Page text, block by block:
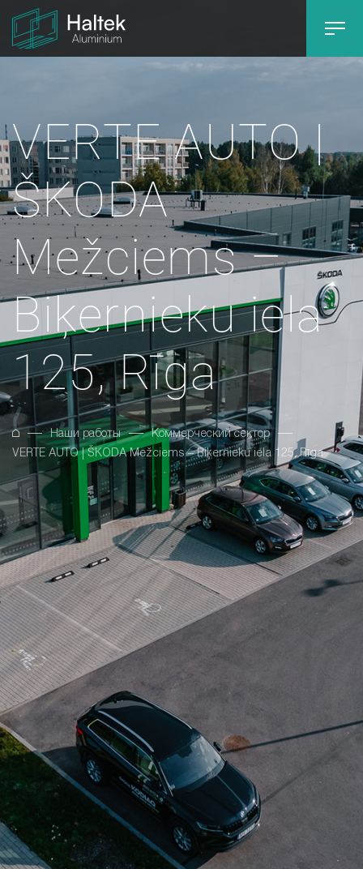
VERTE AUTO |
ŠKODA
Mežciems –
Biķernieku iela
125, Rīga
Наши работы
Коммерческий сектор
VERTE AUTO | ŠKODA Mežciems – Biķernieku iela 125, Rīga